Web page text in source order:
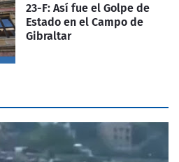
23-F: Así fue el Golpe de
Estado en el Campo de
Gibraltar